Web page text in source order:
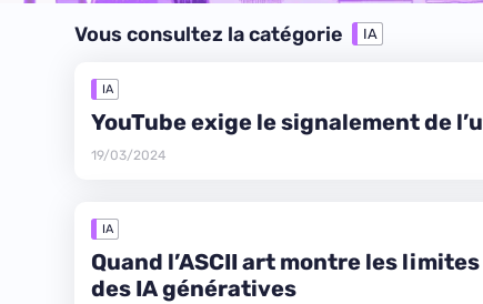
Vous consultez la catégorie IA
IA
YouTube exige le signalement de
19/03/2024
IA
Quand l’ASCII art montre les
des IA génératives